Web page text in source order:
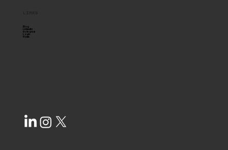
Blog
Linkedin
Instagram
Login
Home